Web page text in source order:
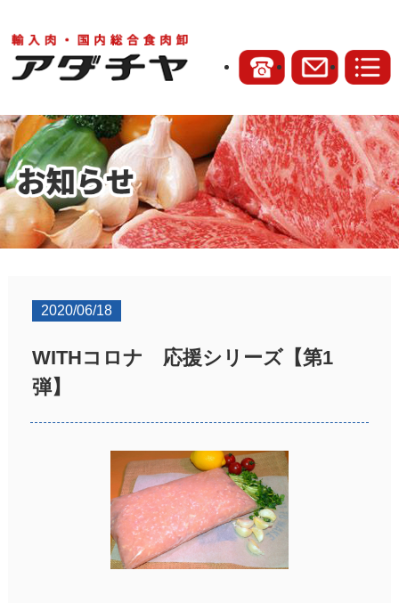
2020/06/18
WITHコロナ 応援シリーズ【第1
弾】